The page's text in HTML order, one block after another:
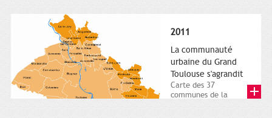
Charles-de-Gaulle.
2011
La communauté
urbaine du Grand
Toulouse s'agrandit
Carte des 37
communes de la